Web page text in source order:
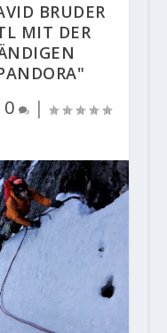
BRUDER
MIT DER
0 |